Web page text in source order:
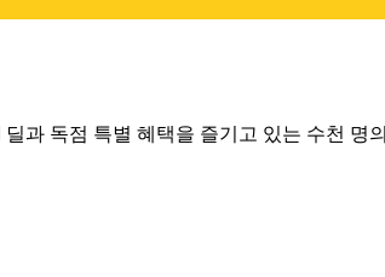
과 독점 특별 혜택을 즐기고 있는 수천 명의